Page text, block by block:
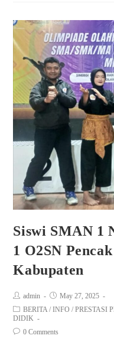
Siswi SMAN 1
1 O2SN
Kabupaten
admin
May 27, 2025
BERITA / INFO / PRESTASI
DIDIK
0 Comments